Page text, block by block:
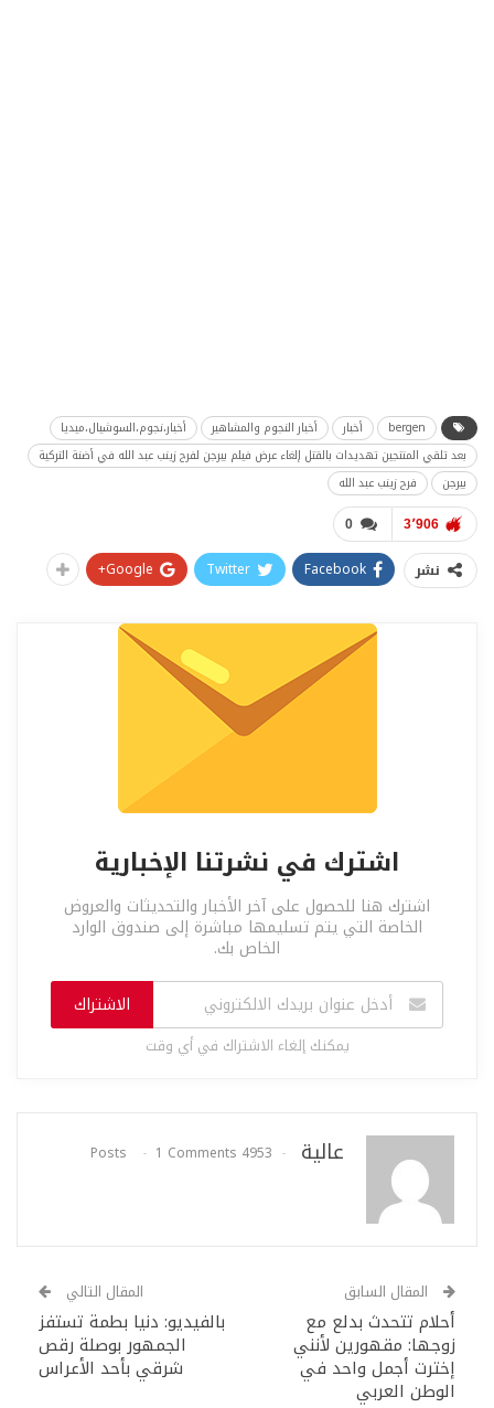
bergen أخبار أخبار النجوم والمشاهير
أخبار،نجوم،السوشيال،ميديا
بعد تلقي المنتجين تهديدات بالقتل إلغاء عرض فيلم بيرجن لفرح زينب عبد الله في أضنة التركية
بيرجن
فرح زينب عبد الله
0 3٬906
نشر Facebook
Twitter
Google+
اشترك في نشرتنا الإخبارية
اشترك هنا للحصول على آخر الأخبار والتحديثات والعروض
الخاصة التي يتم تسليمها مباشرة إلى صندوق الوارد
الخاص بك.
الاشتراك
يمكنك إلغاء الاشتراك في أي وقت
عالية 4953 Posts
1 Comments
المقال السابق
أحلام تتحدث بدلع مع
زوجها: مقهورين لأنني
إخترت أجمل واحد في
الوطن العربي
المقال التالي
بالفيديو: دنيا بطمة تستفز
الجمهور بوصلة رقص
شرقي بأحد الأعراس